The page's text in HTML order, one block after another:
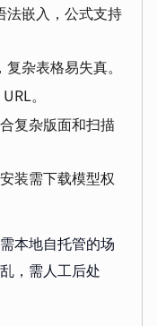
嵌入，公式支持
杂表格易失真。
。
复杂版面和扫描
装需下载模型权
本地自托管的场
，需人工后处